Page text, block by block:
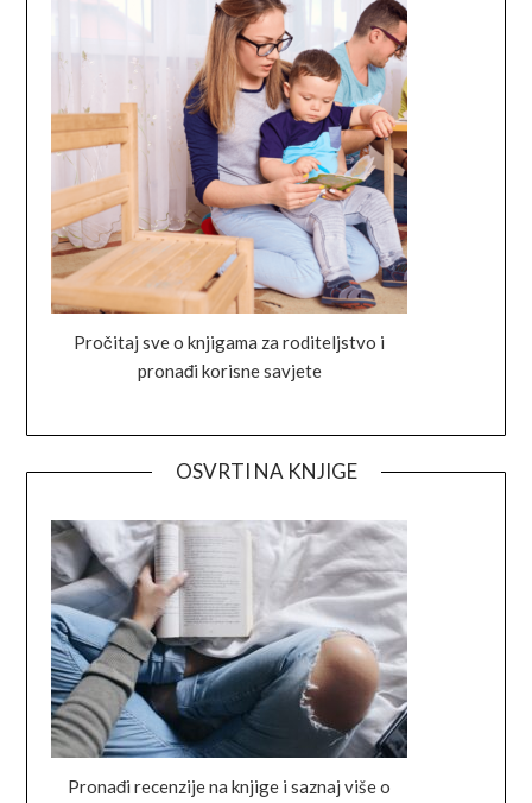
Pročitaj sve o knjigama za roditeljstvo i
pronađi korisne savjete
OSVRTI NA KNJIGE
Pronađi recenzije na knjige i saznaj više o